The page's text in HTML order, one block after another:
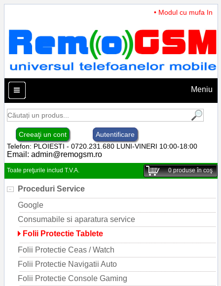
• Modul cu mufa
Meniu
Creeaţi un cont
Autentificare
Telefon: PLOIESTI - 0720.231.680 LUNI-VINERI 10:00-18:00
Email: admin@remogsm.ro
Toate preţurile includ T.V.A. 0produse în coş
Proceduri Service
Google
Consumabile si aparatura service
Folii Protectie Tablete
Folii Protectie Ceas / Watch
Folii Protectie Navigatii Auto
Folii Protectie Console Gaming